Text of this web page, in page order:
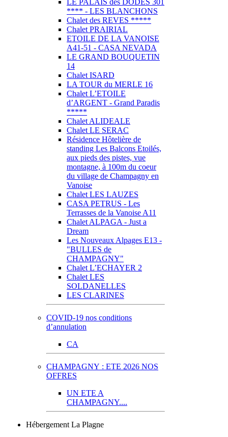
LE PALAIS des DODES 301
**** - LES BLANCHONS
Chalet des REVES *****
Chalet PRAIRIAL
ETOILE DE LA VANOISE
A41-51 - CASA NEVADA
LE GRAND BOUQUETIN
14
Chalet ISARD
LA TOUR du MERLE 16
Chalet L’ETOILE
d’ARGENT - Grand Paradis
*****
Chalet ALIDEALE
Chalet LE SERAC
Résidence Hôtelière de
standing Les Balcons Etoilés,
aux pieds des pistes, vue
montagne, à 100m du coeur
du village de Champagny en
Vanoise
Chalet LES LAUZES
CASA PETRUS - Les
Terrasses de la Vanoise A11
Chalet ALPAGA - Just a
Dream
Les Nouveaux Alpages E13 -
"BULLES de
CHAMPAGNY"
Chalet L’ECHAYER 2
Chalet LES
SOLDANELLES
LES CLARINES
COVID-19 nos conditions
d’annulation
CA
CHAMPAGNY : ETE 2026 NOS
OFFRES
UN ETE A
CHAMPAGNY....
Hébergement La Plagne